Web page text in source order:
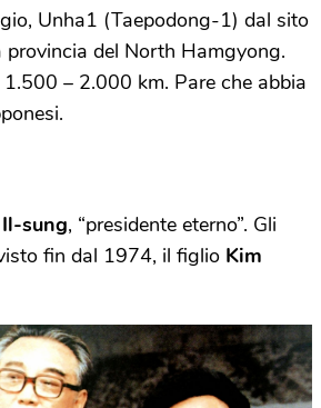
Unha1 (Taepodong-1) dal sito
del North Hamgyong.
– 2.000 km. Pare che abbia
sung, “presidente eterno”. Gli
fin dal 1974, il figlio Kim